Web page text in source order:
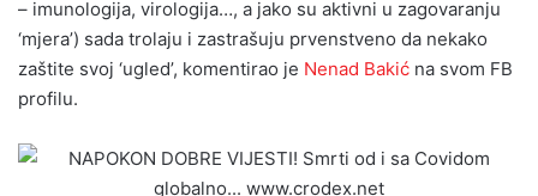
– imunologija, virologija…, a jako su aktivni u zagovaranju
‘mjera’) sada trolaju i zastrašuju prvenstveno da nekako
zaštite svoj ‘ugled’, komentirao je Nenad Bakić na svom FB
profilu.